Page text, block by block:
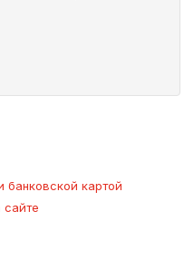
банковской картой
сайте